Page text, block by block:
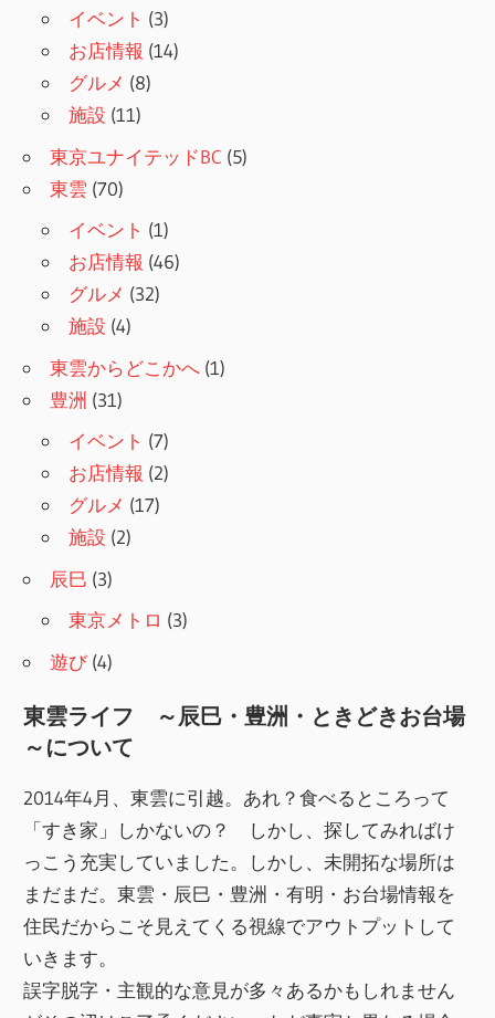
イベント (3)
お店情報 (14)
グルメ (8)
施設 (11)
東京ユナイテッドBC (5)
東雲 (70)
イベント (1)
お店情報 (46)
グルメ (32)
施設 (4)
東雲からどこかへ (1)
豊洲 (31)
イベント (7)
お店情報 (2)
グルメ (17)
施設 (2)
辰巳 (3)
東京メトロ (3)
遊び (4)
東雲ライフ ～辰巳・豊洲・ときどきお台場
～について
2014年4月、東雲に引越。あれ？食べるところって
「すき家」しかないの？ しかし、探してみればけ
っこう充実していました。しかし、未開拓な場所は
まだまだ。東雲・辰巳・豊洲・有明・お台場情報を
住民だからこそ見えてくる視線でアウトプットして
いきます。
誤字脱字・主観的な意見が多々あるかもしれません